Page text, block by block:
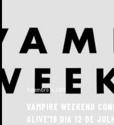
Dezembro 14, 2018
VAMPIRE WEEKEND
ALIVE’19 DIA 12 DE